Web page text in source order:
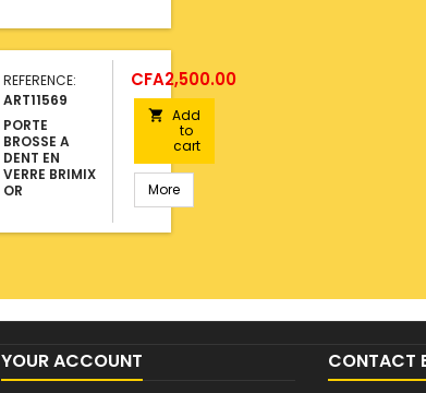
REFERENCE:
ART11569
PORTE
BROSSE A
DENT EN
VERRE BRIMIX
OR
Price
CFA2,500.00

Add
to
cart
More
YOUR ACCOUNT CONTACT